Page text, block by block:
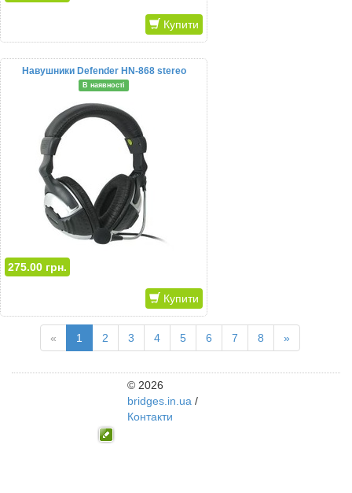
Купити
Навушники Defender HN-868 stereo
В наявності
275.00 грн.
Купити
« 1 2 3 4 5 6 7 8 »
© 2026
bridges.in.ua /
Контакти